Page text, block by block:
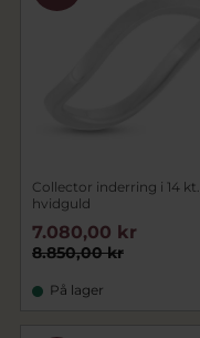
Collector inderring i 14 kt.
hvidguld
8.850,00 kr
7.080,00 kr
På lager